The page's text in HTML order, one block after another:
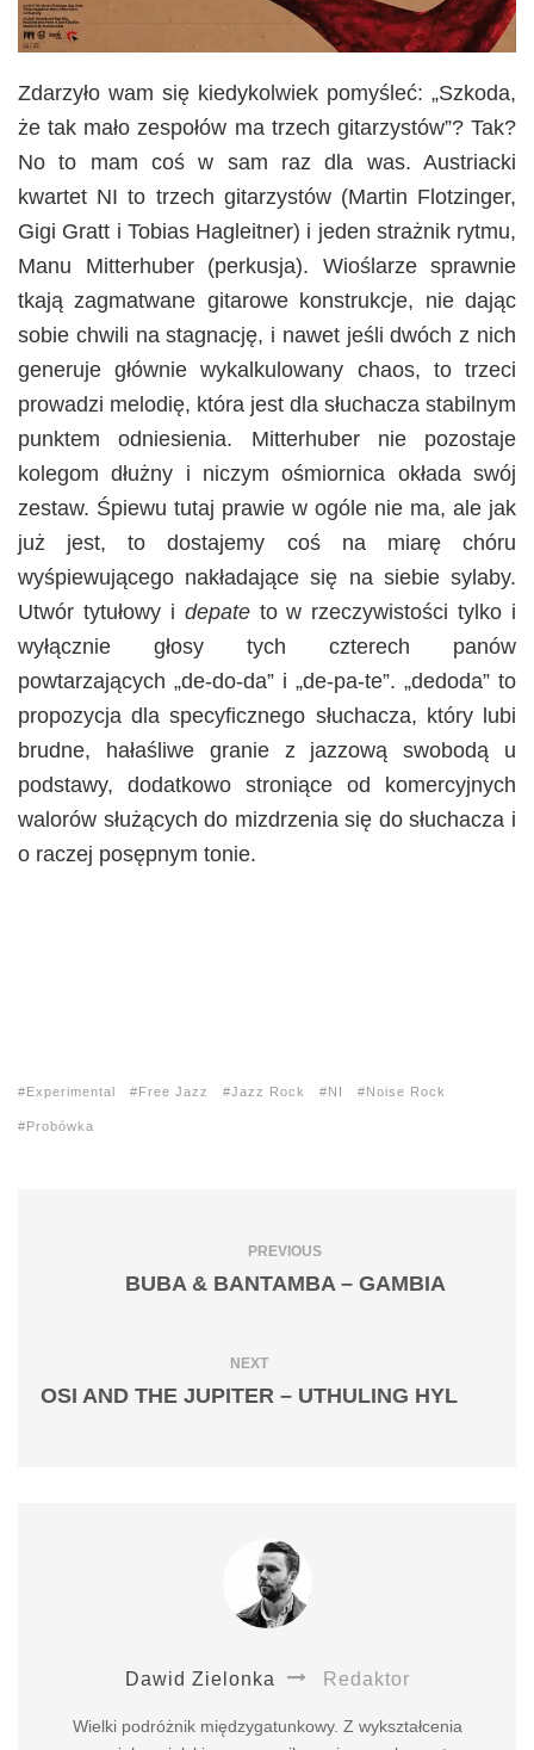
Zdarzyło wam się kiedykolwiek pomyśleć: „Szkoda,
że tak mało zespołów ma trzech gitarzystów”? Tak?
No to mam coś w sam raz dla was. Austriacki
kwartet NI to trzech gitarzystów (Martin Flotzinger,
Gigi Gratt i Tobias Hagleitner) i jeden strażnik rytmu,
Manu Mitterhuber (perkusja). Wioślarze sprawnie
tkają zagmatwane gitarowe konstrukcje, nie dając
sobie chwili na stagnację, i nawet jeśli dwóch z nich
generuje głównie wykalkulowany chaos, to trzeci
prowadzi melodię, która jest dla słuchacza stabilnym
punktem odniesienia. Mitterhuber nie pozostaje
kolegom dłużny i niczym ośmiornica okłada swój
zestaw. Śpiewu tutaj prawie w ogóle nie ma, ale jak
już jest, to dostajemy coś na miarę chóru
wyśpiewującego nakładające się na siebie sylaby.
Utwór tytułowy i depateto w rzeczywistości tylko i
wyłącznie głosy tych czterech panów
powtarzających „de-do-da” i „de-pa-te”. „dedoda” to
propozycja dla specyficznego słuchacza, który lubi
brudne, hałaśliwe granie z jazzową swobodą u
podstawy, dodatkowo stroniące od komercyjnych
walorów służących do mizdrzenia się do słuchacza i
o raczej posępnym tonie.
Experimental Free Jazz Jazz Rock NI Noise Rock
Probówka
PREVIOUS
BUBA & BANTAMBA – GAMBIA
NEXT
OSI AND THE JUPITER – UTHULING HYL
Dawid Zielonka Redaktor
Wielki podróżnik międzygatunkowy. Z wykształcenia